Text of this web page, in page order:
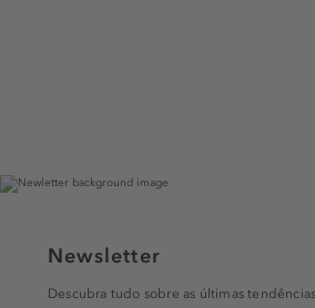
Newsletter
Descubra tudo sobre as últimas